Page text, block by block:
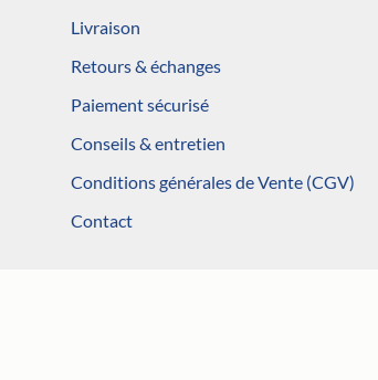
Livraison
Retours & échanges
Paiement sécurisé
Conseils & entretien
Conditions générales de Vente (CGV)
Contact